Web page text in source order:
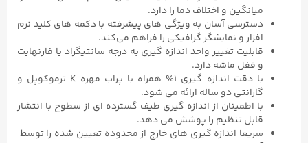
میانگین و اختلاف دما را دارد.
دسترسی آسان به ویژگی‌ های پیشرفته با دکمه‌ های کلید نرم‌
افزار و نمایشگر گرافیکی را فراهم می‌کند.
قابلیت تغییر واحد اندازه گیری به درجه سانتیگراد یا فارنهایت
و قفل ماشه دارد.
با دقت اندازه گیری ۱% همراه با پراب مهره K ترموکوپل و
گارانتی دو ساله ارائه می شود.
با اطمینان از اندازه گیری طیف گسترده ای از سطوح با انتشار
قابل تنظیم را پوشش می دهد.
سریعا اندازه گیری های خارج از محدوده تعیین شده را توسط